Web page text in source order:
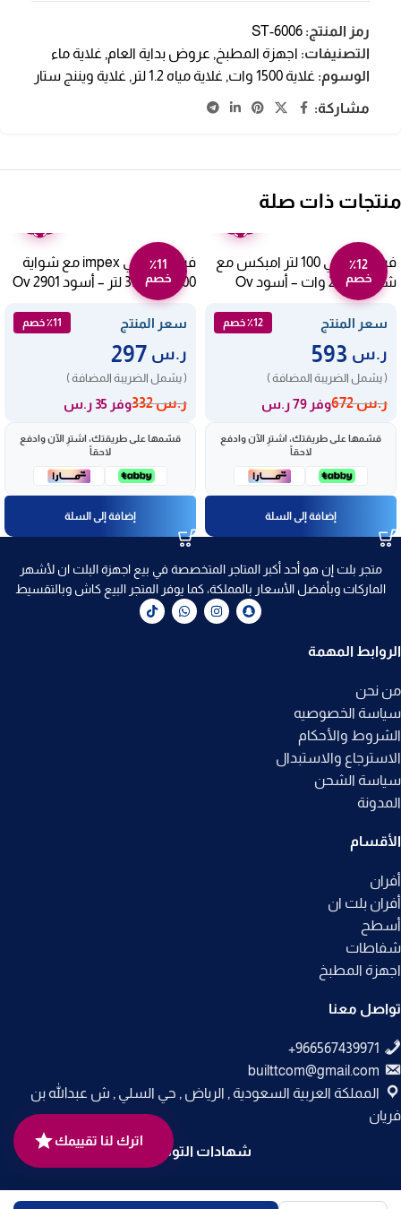
رمز المنتج: ST-6006
التصنيفات: اجهزة المطبخ , عروض بداية العام, غلاية ماء
الوسوم: غلاية 1500 وات , غلاية مياه 1.2 لتر , غلاية ويننج ستار
مشاركة:
منتجات ذات صلة
٪12
خصم
فرن كهربائي 100 لتر امبكس مع
شواية 2200 وات – أسود Ov
2904
سعر المنتج
٪12 خصم
ر.س
( يشمل الضريبة المضافة )
ر.س672 وفر 79 ر.س
قسّمها على طريقتك، اشترِ الآن وادفع
لاحقاً
إضافة إلى السلة
٪11
خصم
فرن كهربائي impex مع شواية
1500 وات 35 لتر – أسود Ov 2901
سعر المنتج ٪11 خصم
ر.س
( يشمل الضريبة المضافة )
ر.س332 وفر 35 ر.س
قسّمها على طريقتك، اشترِ الآن وادفع
لاحقاً
إضافة إلى السلة
متجر بلت إن هو أحد أكبر المتاجر المتخصصة في بيع اجهزة البلت ان لأشهر
الماركات وبأفضل الأسعار بالمملكة، كما يوفر المتجر البيع كاش وبالتقسيط
الروابط المهمة
من نحن
سياسة الخصوصيه
الشروط والأحكام
الاسترجاع والاستبدال
سياسة الشحن
المدونة
الأقسام
أفران
أفران بلت ان
أسطح
شفاطات
اجهزة المطبخ
تواصل معنا
builttcom@gmail.com
المملكة العربية السعودية , الرياض , حي السلي , ش عبدالله بن
فريان
شهادات التوثيق
جميع الحقوق محفوظة لـمتجر بلت إن© 2025.
اترك لنا تقييمك